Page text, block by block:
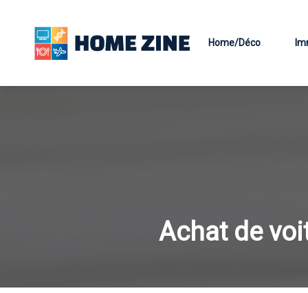
Home/Déco
Achat de